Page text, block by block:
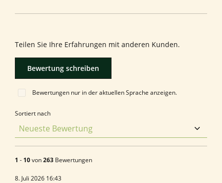
Teilen Sie Ihre Erfahrungen mit anderen Kunden.
Bewertung schreiben
Bewertungen nur in der aktuellen Sprache anzeigen.
Sortiert nach
1 - 10von263 Bewertungen
8. Juli 2026 16:43